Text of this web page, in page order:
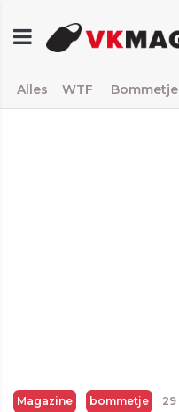
Alles WTF Bommetje
Magazine bommetje